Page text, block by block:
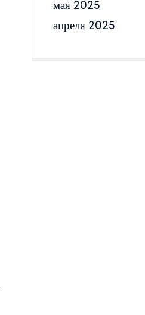
мая 2025
апреля 2025